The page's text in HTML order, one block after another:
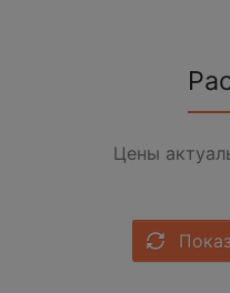
Цены